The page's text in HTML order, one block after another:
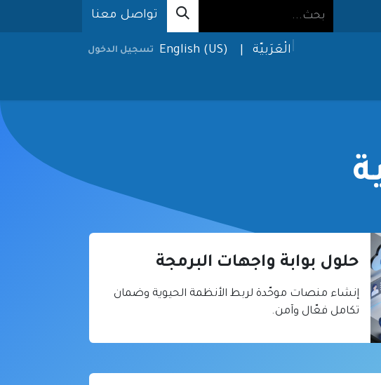
تواصل معنا
الْعَرَبيّة English (US) تسجيل الدخول
حلول بوابة واجهات البرمجة
إنشاء منصات موحّدة لربط الأنظمة الحيوية وضمان
تكامل فعّال وآمن.